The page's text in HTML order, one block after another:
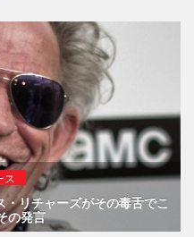
ス
リチャーズがその毒舌でこ
の発言